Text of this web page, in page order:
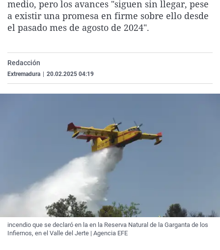
La rosa de los vientos
Gente viajera
Caso
Retornados
Extremadura
Galicia
Virales
Televisión
medio, pero los avances "siguen sin llegar, pese
a existir una promesa en firme sobre ello desde
el pasado mes de agosto de 2024".
Redacción
Extremadura 20.02.2025 04:19
incendio que se declaró en la en la Reserva Natural de la Garganta de los
Infiernos, en el Valle del Jerte | Agencia EFE